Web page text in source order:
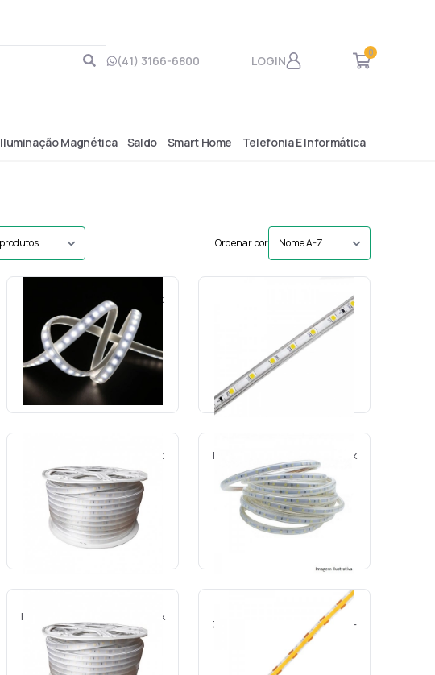
(41) 3166-6800 LOGIN
0
Iluminação Magnética Saldo Smart Home Telefonia E Informática
Ordenar por
Fita 8,5w p/m 220v ip65 4000k
120led/m 10mm-Nordecor
Cód.: 20737
SOLICITE O ORÇAMENTO
Fita 14,4w p/m 127v ip65 3000k
60led/m 10mm-Mayler
Cód.: 14695
SOLICITE O ORÇAMENTO
Fita 14,4w p/m 127v ip65 6000k
60led/m fosca 13mm-Gaya
Cód.: 10441
SOLICITE O ORÇAMENTO
Fita 14,4w p/m 220v ip65 3000k
60led/m 13mm-Gaya
Cód.: 8918
SOLICITE O ORÇAMENTO
Fita 14,4w p/m 220v ip65 6500k
60led/m fosca 13mm-Gaya
Cód.: 8919
Fita cob 10W p/m 127V IP44
3000K 240led/m 8mm 1000lm-
Cód.: 30030